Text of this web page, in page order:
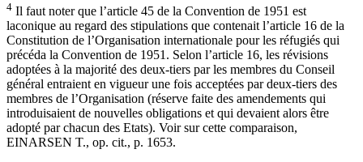
4 Il faut noter que l’article 45 de la Convention de 1951 est
laconique au regard des stipulations que contenait l’article 16 de la
Constitution de l’Organisation internationale pour les réfugiés qui
précéda la Convention de 1951. Selon l’article 16, les révisions
adoptées à la majorité des deux-tiers par les membres du Conseil
général entraient en vigueur une fois acceptées par deux-tiers des
membres de l’Organisation (réserve faite des amendements qui
introduisaient de nouvelles obligations et qui devaient alors être
adopté par chacun des Etats). Voir sur cette comparaison,
EINARSEN T., op. cit., p. 1653.